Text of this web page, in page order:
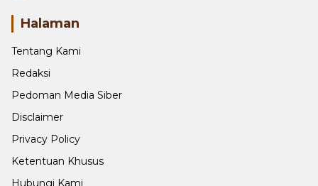
Halaman
Tentang Kami
Redaksi
Pedoman Media Siber
Disclaimer
Privacy Policy
Ketentuan Khusus
Hubungi Kami